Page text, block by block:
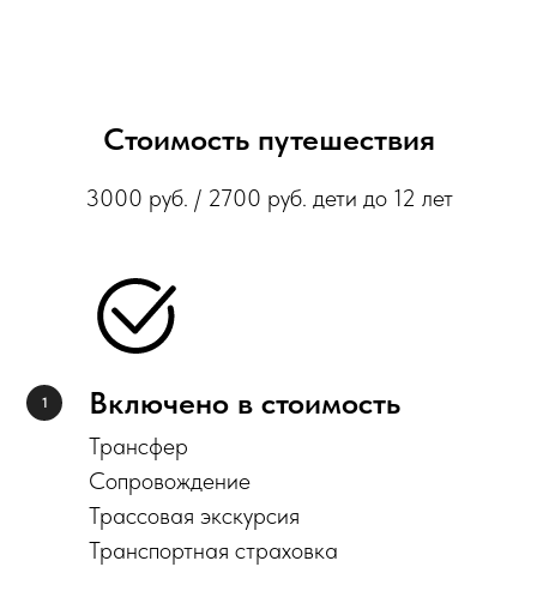
Стоимость путешествия
3000 руб. / 2700 руб. дети до 12 лет
Включено в стоимость
Трансфер
Сопровождение
Трассовая экскурсия
Транспортная страховка